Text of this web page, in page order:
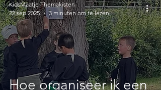
Hoe organiseer ik een
KidsMaatje Themakisten
22 sep 2025
3 minuten om te lezen